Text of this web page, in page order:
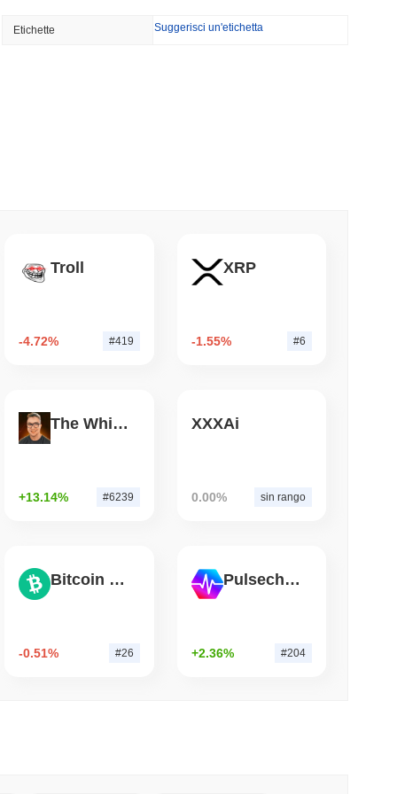
del GENIUS Act...
bruciare le ricompense dei validatori
di lettura
a $15 miliardi
Etichette Suggerisci un'etichetta
Troll
-4.72% #419
XRP
-1.55% #6
The White Bull
+13.14% #6239
XXXAi
0.00% sin rango
Bitcoin Cash
-0.51% #26
Pulsechain
+2.36% #204